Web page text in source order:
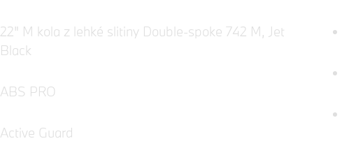
22" M kola z lehké slitiny Double-spoke 742 M, Jet
Black
ABS PRO
Active Guard